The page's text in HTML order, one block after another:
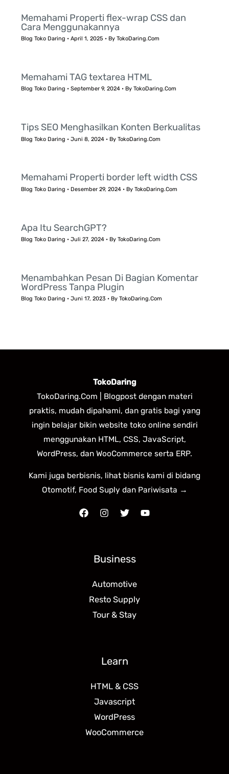
Memahami Properti flex-wrap CSS dan
Cara Menggunakannya
Blog Toko Daring •April 1, 2025 • ByTokoDaring.Com
Memahami TAG textarea HTML
Blog Toko Daring •September 9, 2024 • ByTokoDaring.Com
Tips SEO Menghasilkan Konten Berkualitas
Blog Toko Daring •Juni 8, 2024 • ByTokoDaring.Com
Memahami Properti border left width CSS
Blog Toko Daring • Desember 29, 2024 • ByTokoDaring.Com
Apa Itu SearchGPT?
Blog Toko Daring •Juli 27, 2024 • ByTokoDaring.Com
Menambahkan Pesan Di Bagian Komentar
WordPress Tanpa Plugin
Blog Toko Daring •Juni 17, 2023 • ByTokoDaring.Com
TokoDaring
TokoDaring.Com | Blogpost dengan materi
praktis, mudah dipahami, dan gratis bagi yang
ingin belajar bikin website toko online sendiri
menggunakan HTML, CSS, JavaScript,
WordPress, dan WooCommerce serta ERP.
Kami juga berbisnis, lihat bisnis kami di bidang
Otomotif, Food Suply dan Pariwisata →
Business
Automotive
Resto Supply
Tour & Stay
Learn
HTML & CSS
Javascript
WordPress
WooCommerce